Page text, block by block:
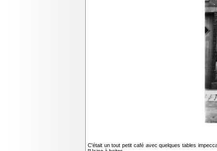
C'était un tout petit café avec quelques tables